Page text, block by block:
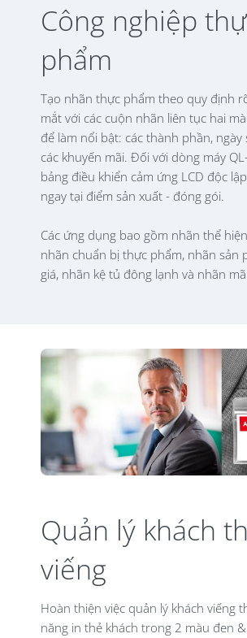
Công nghiệp
phẩm
Tạo nhãn thực phẩm theo quy định
mắt với các cuộn nhãn liên tục hai
để làm nổi bật: các thành phần, ngày
các khuyến mãi. Đối với dòng máy
bảng điều khiển cảm ứng LCD độc
ngay tại điểm sản xuất - đóng gói.
Các ứng dụng bao gồm nhãn thể
nhãn chuẩn bị thực phẩm, nhãn sản
giá, nhãn kệ tủ đông lạnh và nhãn
Quản lý khách
viếng
Hoàn thiện việc quản lý khách viếng
năng in thẻ khách trong 2 màu đen